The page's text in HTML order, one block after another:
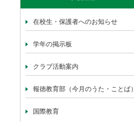
在校生・保護者へのお知らせ
学年の掲示板
クラブ活動案内
報徳教育部（今月のうた・ことば）
国際教育